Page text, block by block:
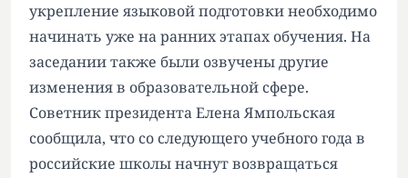
укрепление языковой подготовки необходимо
начинать уже на ранних этапах обучения. На
заседании также были озвучены другие
изменения в образовательной сфере.
Советник президента Елена Ямпольская
сообщила, что со следующего учебного года в
российские школы начнут возвращаться